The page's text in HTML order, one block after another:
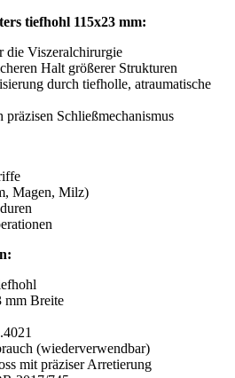
tiefhohl 115x23 mm:
die Viszeralchirurgie
Halt größerer Strukturen
durch tiefholle, atraumatische
Schließmechanismus
Magen, Milz)
mm Breite
(wiederverwendbar)
mit präziser Arretierung